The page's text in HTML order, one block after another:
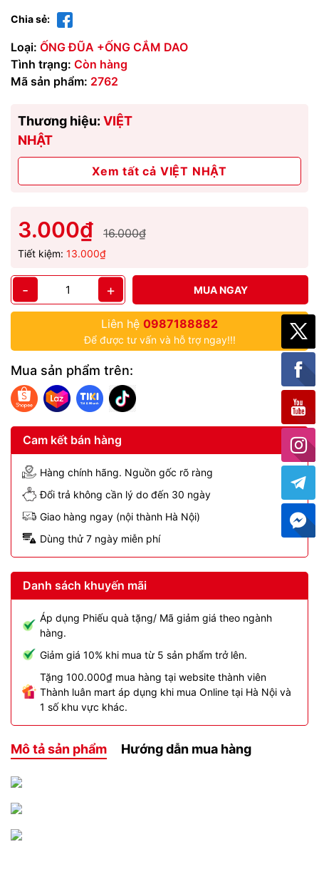
Chia sẻ:
Loại: ỐNG ĐŨA +ỐNG CẮM DAO
Tình trạng: Còn hàng
Mã sản phẩm: 2762
Thương hiệu: VIỆT
NHẬT
Xem tất cả VIỆT NHẬT
3.000₫ 16.000₫
Tiết kiệm: 13.000₫
- + MUA NGAY
Liên hệ 0987188882
Để được tư vấn và hỗ trợ ngay!!!
Mua sản phẩm trên:
Cam kết bán hàng
Hàng chính hãng. Nguồn gốc rõ ràng
Đổi trả không cần lý do đến 30 ngày
Giao hàng ngay (nội thành Hà Nội)
Dùng thử 7 ngày miễn phí
Danh sách khuyến mãi
Áp dụng Phiếu quà tặng/ Mã giảm giá theo ngành
hàng.
Giảm giá 10% khi mua từ 5 sản phẩm trở lên.
Tặng 100.000₫ mua hàng tại website thành viên
Thành luân mart áp dụng khi mua Online tại Hà Nội và
1 số khu vực khác.
Mô tả sản phẩm Hướng dẫn mua hàng